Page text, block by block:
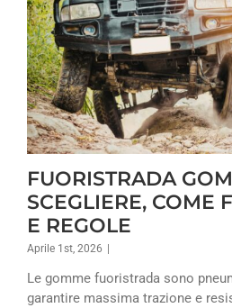
FUORISTRADA
SCEGLIERE, COME
E REGOLE
Aprile 1st, 2026
Le gomme fuoristrada sono
garantire massima trazione e